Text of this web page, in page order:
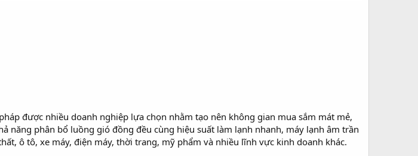
được nhiều doanh nghiệp lựa chọn nhằm tạo nên không gian mua sắm mát mẻ,
năng phân bổ luồng gió đồng đều cùng hiệu suất làm lạnh nhanh, máy lạnh âm trần
ô tô, xe máy, điện máy, thời trang, mỹ phẩm và nhiều lĩnh vực kinh doanh khác.